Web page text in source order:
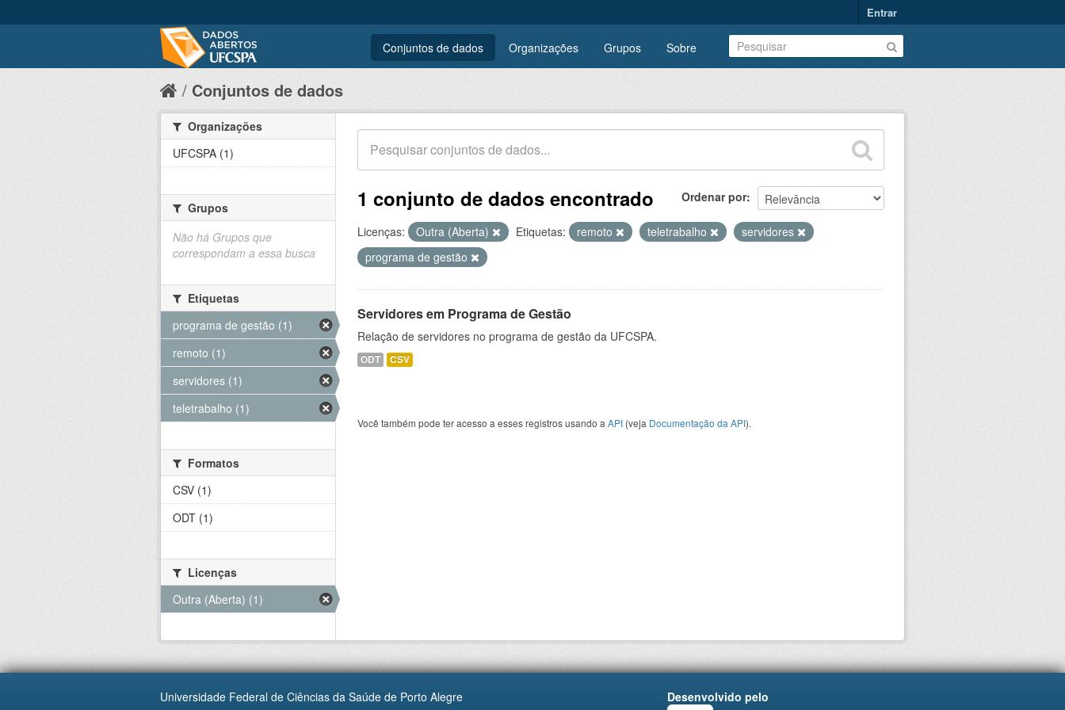
Entrar
Conjuntos de dados Organizações Grupos Sobre
Conjuntos de dados
Ordenar por
1 conjunto de dados encontrado
Licenças: Outra (Aberta) Etiquetas: remoto teletrabalho
servidores
programa de gestão
Servidores em Programa de Gestão
Relação de servidores no programa de gestão da UFCSPA.
ODT CSV
Você também pode ter acesso a esses registros usando a API (veja Documentação da API).
Organizações
UFCSPA (1)
Grupos
Não há Grupos que
correspondam a essa busca
Etiquetas
programa de gestão (1)
remoto (1)
servidores (1)
teletrabalho (1)
Formatos
CSV (1)
ODT (1)
Licenças
Outra (Aberta) (1)
Universidade Federal de Ciências da Saúde de Porto Alegre
Desenvolvido pelo